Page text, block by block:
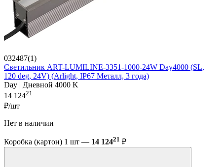
032487(1)
Светильник ART-LUMILINE-3351-1000-24W Day4000 (SL,
120 deg, 24V) (Arlight, IP67 Металл, 3 года)
Day | Дневной 4000 K
14 12421
₽/шт
Нет в наличии
Коробка (картон) 1 шт — 14 12421 ₽